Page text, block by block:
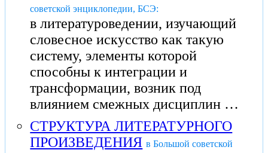
советской энциклопедии, БСЭ:
в литературоведении, изучающий
словесное искусство как такую
систему, элементы которой
способны к интеграции и
трансформации, возник под
влиянием смежных дисциплин …
СТРУКТУРА ЛИТЕРАТУРНОГО
ПРОИЗВЕДЕНИЯ в Большой советской